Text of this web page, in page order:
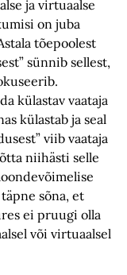
ja virtuaalse
on juba
tõepoolest
sünnib sellest,
külastav vaataja
külastab ja seal
viib vaataja
niihästi selle
sõna, et
ei pruugi olla
või virtuaalsel